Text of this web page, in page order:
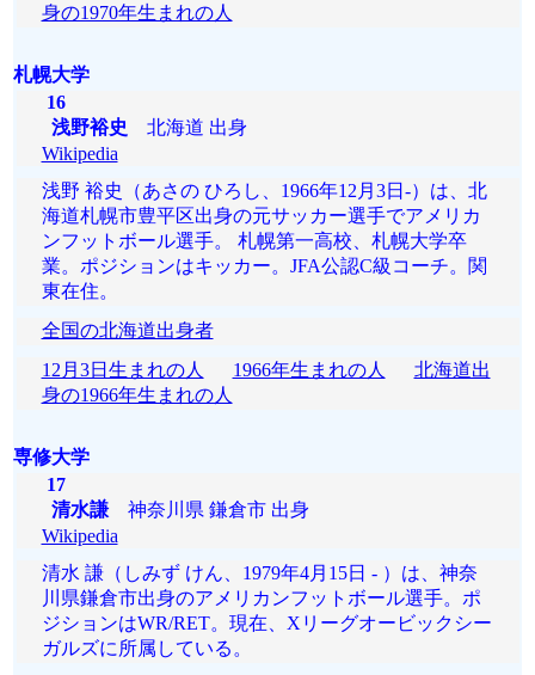
身の1970年生まれの人
札幌大学
16
浅野裕史 北海道 出身
Wikipedia
浅野 裕史（あさの ひろし、1966年12月3日-）は、北
海道札幌市豊平区出身の元サッカー選手でアメリカ
ンフットボール選手。 札幌第一高校、札幌大学卒
業。ポジションはキッカー。JFA公認C級コーチ。関
東在住。
全国の北海道出身者
12月3日生まれの人
1966年生まれの人
北海道出
身の1966年生まれの人
専修大学
17
清水謙神奈川県 鎌倉市 出身
Wikipedia
清水 謙（しみず けん、1979年4月15日 - ）は、神奈
川県鎌倉市出身のアメリカンフットボール選手。ポ
ジションはWR/RET。現在、Xリーグオービックシー
ガルズに所属している。